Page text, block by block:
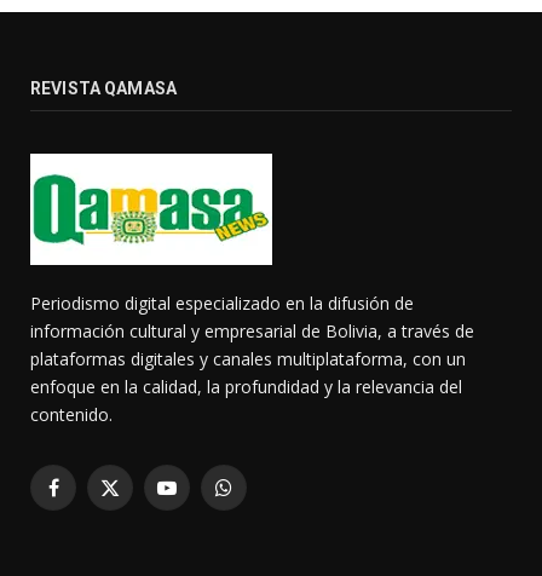
REVISTA QAMASA
Periodismo digital especializado en la difusión de
información cultural y empresarial de Bolivia, a través de
plataformas digitales y canales multiplataforma, con un
enfoque en la calidad, la profundidad y la relevancia del
contenido.
Facebook
X
YouTubeWhatsApp